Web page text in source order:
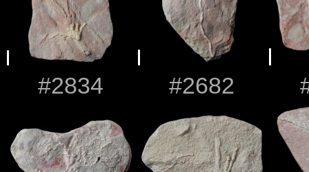
#2834 #2682